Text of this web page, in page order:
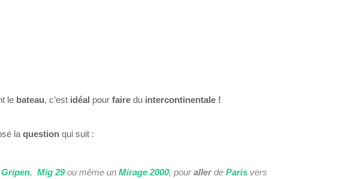
le bateau, c’est idéal pour faire du intercontinentale !
la question qui suit :
Gripen, Mig 29 ou même un Mirage 2000, pourallerde Paris vers